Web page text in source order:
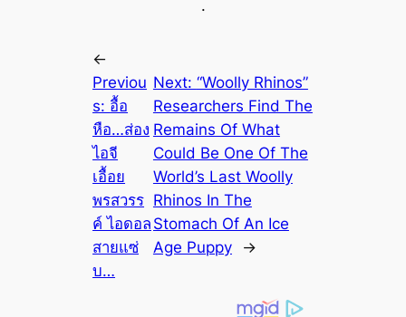
.
←
Previou
s: อื้อ
หือ…ส่อง
ไอจี
เอื้อย
พรสวรร
ค์ ไอดอล
สายแซ่
บ…
Next: “Woolly Rhinos”
Researchers Find The
Remains Of What
Could Be One Of The
World’s Last Woolly
Rhinos In The
Stomach Of An Ice
Age Puppy
→